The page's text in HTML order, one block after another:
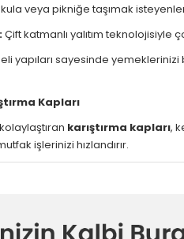
veya pikniğe taşımak
Çift katmanlı yalıtım teknolojisiyle
yapıları sayesinde yemeklerinizi
Kapları
karıştırma kapları,
işlerinizi hızlandırır.